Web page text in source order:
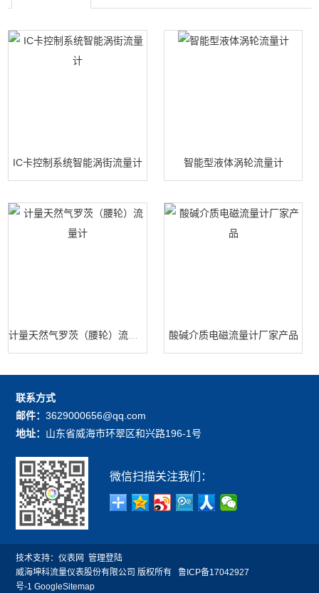
IC卡控制系统智能涡街流量计 智能型液体涡轮流量计
计量天然气罗茨（腰轮）流量计 酸碱介质电磁流量计厂家产品
联系方式
邮件：3629000656@qq.com
地址： 山东省威海市环翠区和兴路196-1号
微信扫描关注我们：
技术支持：仪表网
管理登陆
威海坤科流量仪表股份有限公司 版权所有鲁ICP备17042927
号-1 GoogleSitemap